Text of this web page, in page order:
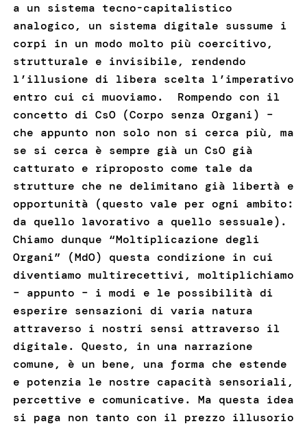
a un sistema tecno-capitalistico
analogico, un sistema digitale sussume i
corpi in un modo molto più coercitivo,
strutturale e invisibile, rendendo
l’illusione di libera scelta l’imperativo
entro cui ci muoviamo. Rompendo con il
concetto di CsO (Corpo senza Organi) –
che appunto non solo non si cerca più, ma
se si cerca è sempre già un CsO già
catturato e riproposto come tale da
strutture che ne delimitano già libertà e
opportunità (questo vale per ogni ambito:
da quello lavorativo a quello sessuale).
Chiamo dunque “Moltiplicazione degli
Organi” (MdO) questa condizione in cui
diventiamo multirecettivi, moltiplichiamo
– appunto – i modi e le possibilità di
esperire sensazioni di varia natura
attraverso i nostri sensi attraverso il
digitale. Questo, in una narrazione
comune, è un bene, una forma che estende
e potenzia le nostre capacità sensoriali,
percettive e comunicative. Ma questa idea
si paga non tanto con il prezzo illusorio